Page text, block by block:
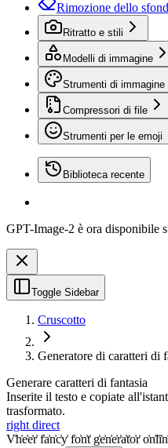
Rimozione dello
Ritratto e stili
Modelli di immagine
Strumenti di immagine
Compressori di file
Strumenti per le emoji
Biblioteca recente
GPT-Image-2 è ora disponibile
Toggle Sidebar
Cruscotto
Generatore di caratteri di
Generare caratteri di fantasia
Inserite il testo e copiate
trasformato.
right direct
V͐h͐e͐e͐r͐ f͐a͐n͐c͐y͐ f͐o͐n͐t͐ g͐e͐n͐e͐r͐a͐t͐o͐r͐